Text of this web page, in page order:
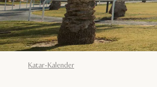
Katar-Kalender